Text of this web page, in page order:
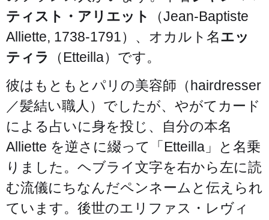
ティスト・アリエット
（Jean-Baptiste
Alliette, 1738-1791）、オカルト名エッ
ティラ
（Etteilla）です。
彼はもともとパリの美容師（hairdresser
／髪結い職人）でしたが、やがてカード
による占いに身を投じ、自分の本名
Alliette を逆さに綴って「Etteilla」と名乗
りました。ヘブライ文字を右から左に読
む流儀にちなんだペンネームと伝えられ
ています。後世のエリファス・レヴィ